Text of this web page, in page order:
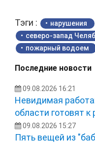
Тэги : нарушения
северо-запад
пожарный водоем
Последние новости
09.08.2026 16:21
Невидимая
области готовят к
09.08.2026 15:27
Пять вещей из